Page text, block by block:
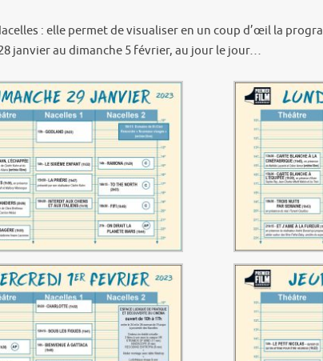
: elle permet de visualiser en un coup d’œil la
janvier au dimanche 5 février, au jour le jour…